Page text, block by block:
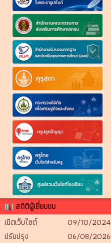
สถิติผู้เยี่ยมชม
เปิดเว็บไซต์
09/10/2024
ปรับปรุง
06/08/2026